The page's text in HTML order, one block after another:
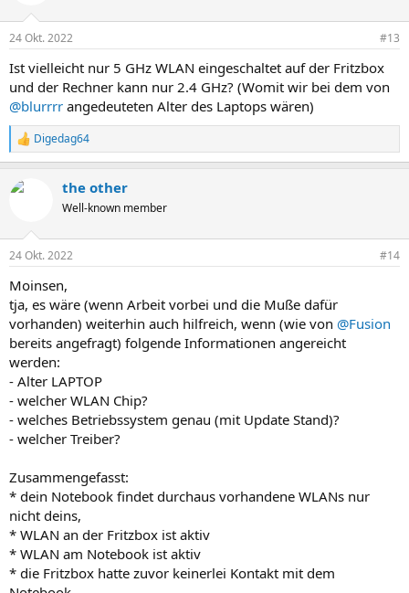
e
:
24 Okt. 2022 #13
Ist vielleicht nur 5 GHz WLAN eingeschaltet auf der Fritzbox
und der Rechner kann nur 2.4 GHz? (Womit wir bei dem von
@blurrrr angedeuteten Alter des Laptops wären)
R
e
k
e
:
Digedag64
the other
Well-known member
24 Okt. 2022 #14
Moinsen,
tja, es wäre (wenn Arbeit vorbei und die Muße dafür
vorhanden) weiterhin auch hilfreich, wenn (wie von @Fusion
bereits angefragt) folgende Informationen angereicht
werden:
- Alter LAPTOP
- welcher WLAN Chip?
- welches Betriebssystem genau (mit Update Stand)?
- welcher Treiber?
Zusammengefasst:
* dein Notebook findet durchaus vorhandene WLANs nur
nicht deins,
* WLAN an der Fritzbox ist aktiv
* WLAN am Notebook ist aktiv
* die Fritzbox hatte zuvor keinerlei Kontakt mit dem